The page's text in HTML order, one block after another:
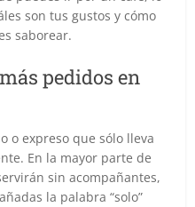
son tus gustos y cómo
saborear.
pedidos en
o expreso que sólo lleva
En la mayor parte de
sin acompañantes,
la palabra “solo”